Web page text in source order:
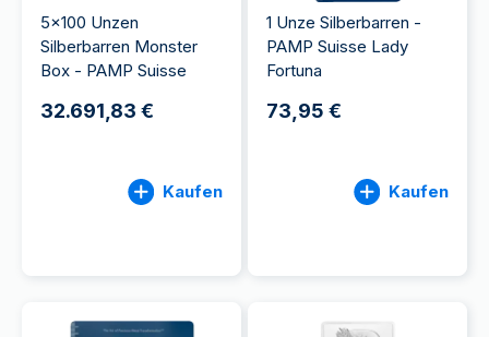
5x100 Unzen
Silberbarren Monster
Box - PAMP Suisse
32.691,83 €
Kaufen
1 Unze Silberbarren -
PAMP Suisse Lady
Fortuna
73,95 €
Kaufen